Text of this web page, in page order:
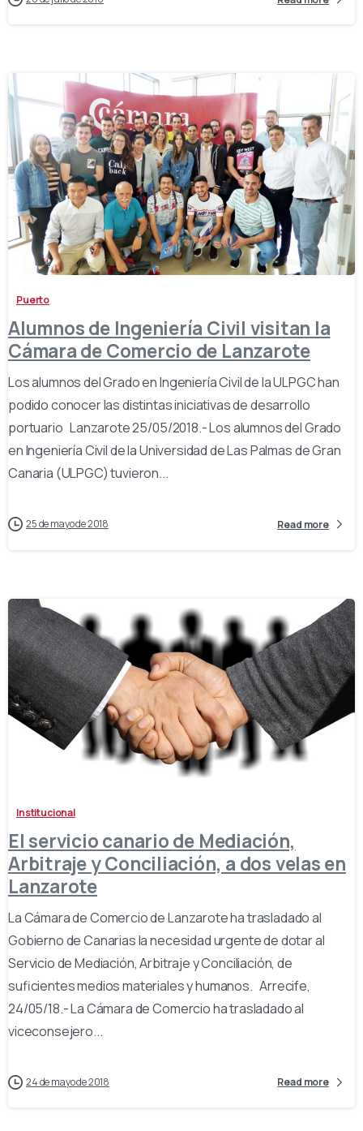
-
Puerto
Alumnos de Ingeniería Civil visitan la
Cámara de Comercio de Lanzarote
Los alumnos del Grado en Ingeniería Civil de la ULPGC han
podido conocer las distintas iniciativas de desarrollo
portuario Lanzarote 25/05/2018.- Los alumnos del Grado
en Ingeniería Civil de la Universidad de Las Palmas de Gran
Canaria (ULPGC) tuvieron...
25 de mayo de 2018 Read more
Institucional
El servicio canario de Mediación,
Arbitraje y Conciliación, a dos velas en
Lanzarote
La Cámara de Comercio de Lanzarote ha trasladado al
Gobierno de Canarias la necesidad urgente de dotar al
Servicio de Mediación, Arbitraje y Conciliación, de
suficientes medios materiales y humanos. Arrecife,
24/05/18.- La Cámara de Comercio ha trasladado al
viceconsejero...
24 de mayo de 2018 Read more